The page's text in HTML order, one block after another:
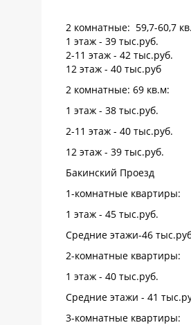
2 комнатные: 59,7-60,7
1 этаж - 39 тыс.руб.
2-11 этаж - 42 тыс.руб.
12 этаж - 40 тыс.руб
2 комнатные: 69 кв.м:
1 этаж - 38 тыс.руб.
2-11 этаж - 40 тыс.руб.
12 этаж - 39 тыс.руб.
Бакинский Проезд
1-комнатные квартиры:
1 этаж - 45 тыс.руб.
Средние этажи-46
2-комнатные квартиры:
1 этаж - 40 тыс.руб.
Средние этажи - 41
3-комнатные квартиры: